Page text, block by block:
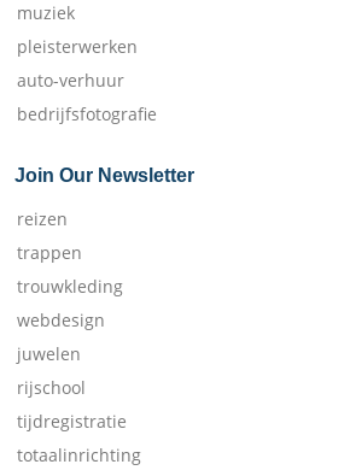
muziek
pleisterwerken
auto-verhuur
bedrijfsfotografie
Join Our Newsletter
reizen
trappen
trouwkleding
webdesign
juwelen
rijschool
tijdregistratie
totaalinrichting